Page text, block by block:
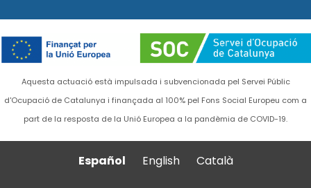
Aquesta actuació està impulsada i subvencionada pel Servei Públic
d'Ocupació de Catalunya i finançada al 100% pel Fons Social Europeu com a
part de la resposta de la Unió Europea a la pandèmia de COVID-19.
Español English Català